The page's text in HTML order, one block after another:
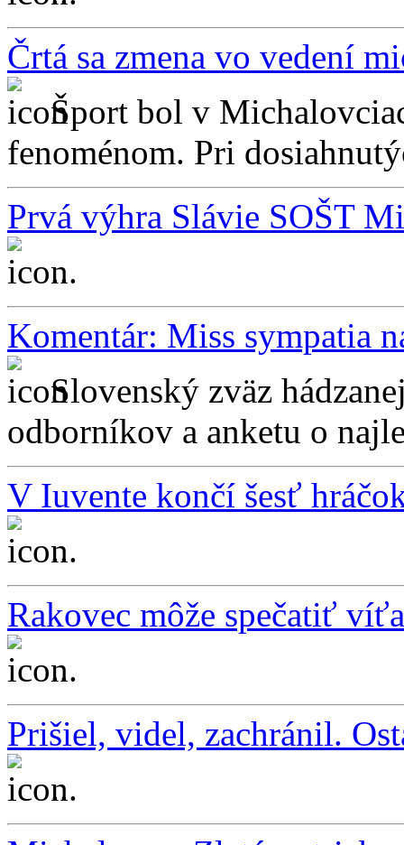
Črtá sa zmena vo vedení
Šport bol v
fenoménom. Pri
Prvá výhra Slávie SOŠT
...
Komentár: Miss sympatia
Slovenský zväz
odborníkov a anketu o
V Iuvente končí šesť
...
Rakovec môže spečatiť
...
Prišiel, videl, zachránil.
...